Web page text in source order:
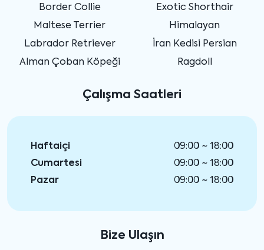
Border Collie
Maltese Terrier
Labrador Retriever
Alman Çoban Köpeği
Exotic Shorthair
Himalayan
İran Kedisi Persian
Ragdoll
Çalışma Saatleri
Haftaiçi
09:00 ~ 18:00
Cumartesi
09:00 ~ 18:00
Pazar
09:00 ~ 18:00
Bize Ulaşın